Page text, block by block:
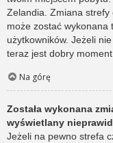
Zelandia. Zmiana strefy
może zostać wykonana
użytkowników. Jeżeli
teraz jest dobry
Na górę
Została wykonana
wyświetlany
Jeżeli na pewno strefa